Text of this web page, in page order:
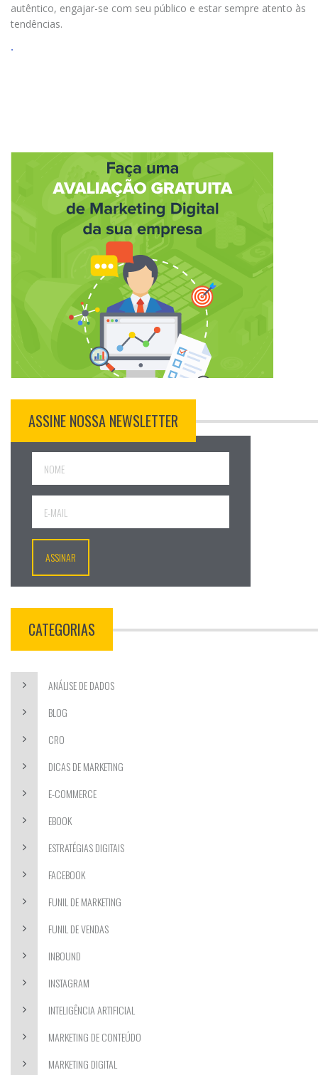
autêntico, engajar-se com seu público e estar sempre atento às
tendências.
.
ASSINE NOSSA NEWSLETTER
CATEGORIAS
ANÁLISE DE DADOS
BLOG
CRO
DICAS DE MARKETING
E-COMMERCE
EBOOK
ESTRATÉGIAS DIGITAIS
FACEBOOK
FUNIL DE MARKETING
FUNIL DE VENDAS
INBOUND
INSTAGRAM
INTELIGÊNCIA ARTIFICIAL
MARKETING DE CONTEÚDO
MARKETING DIGITAL